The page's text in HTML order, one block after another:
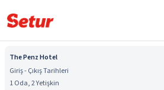
The Penz Hotel
Giriş - Çıkış Tarihleri
1 Oda, 2 Yetişkin